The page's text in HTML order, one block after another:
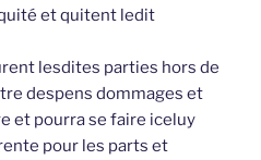
et quitent ledit
lesdites parties hors de
despens dommages et
et pourra se faire iceluy
pour les parts et